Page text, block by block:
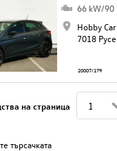
66 kW/90
Hobby Car
7018 Русе
20007/179
на страница
търсачката